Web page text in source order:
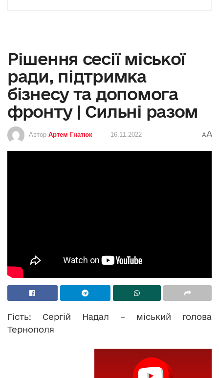
Рішення сесії міської
ради, підтримка
бізнесу та допомога
фронту | Сильні разом
Автор Артем Гнатюк 16.11.2022 AA
Гість: Сергій Надал – міський голова
Тернополя